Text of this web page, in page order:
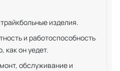
изделия.
и работоспособность
как он уедет.
обслуживание и